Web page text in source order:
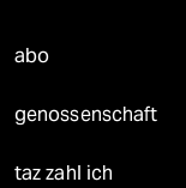
abo
genossenschaft
taz zahl ich